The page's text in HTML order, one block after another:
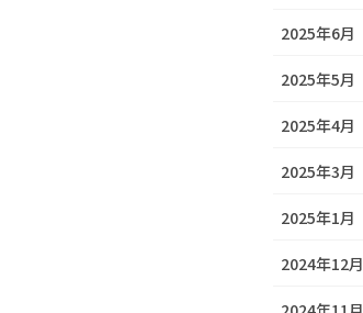
2025年6月
2025年5月
2025年4月
2025年3月
2025年1月
2024年12月